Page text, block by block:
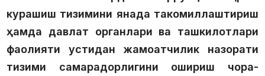
курашиш тизимини янада такомиллаштириш
ҳамда давлат органлари ва ташкилотлари
фаолияти устидан жамоатчилик назорати
тизими самарадорлигини ошириш чора-